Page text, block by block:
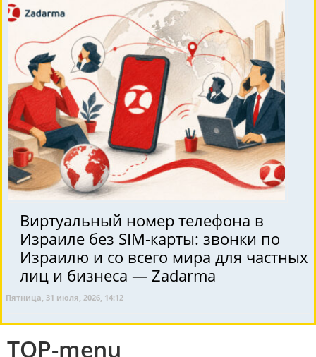
Виртуальный номер телефона в
Израиле без SIM-карты: звонки по
Израилю и со всего мира для частных
лиц и бизнеса — Zadarma
Пятница, 31 июля, 2026, 14:12
TOP-menu